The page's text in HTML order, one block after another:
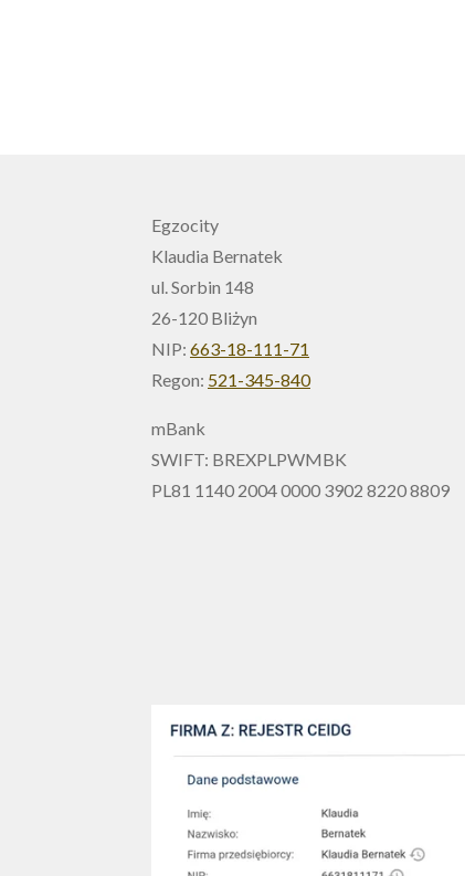
Egzocity
Klaudia Bernatek
ul. Sorbin 148
26-120 Bliżyn
NIP: 663-18-111-71
Regon: 521-345-840
mBank
SWIFT: BREXPLPWMBK
PL81 1140 2004 0000 3902 8220 8809